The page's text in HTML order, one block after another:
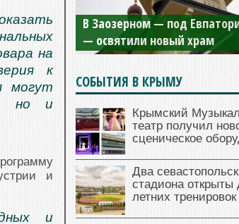
на
к
могут
но и
и
и
В Заозерном — под
— освятили новый храм
СОБЫТИЯ В КРЫМУ
Крымский
театр получил
сценическое
Два
стадиона открыты
летних тренировок